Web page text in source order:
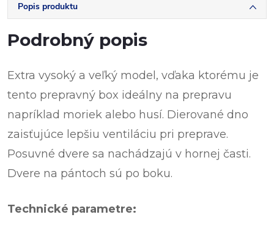
Popis produktu
Podrobný popis
Extra vysoký a veľký model, vďaka ktorému je
tento prepravný box ideálny na prepravu
napríklad moriek alebo husí. Dierované dno
zaisťujúce lepšiu ventiláciu pri preprave.
Posuvné dvere sa nachádzajú v hornej časti.
Dvere na pántoch sú po boku.
Technické parametre: